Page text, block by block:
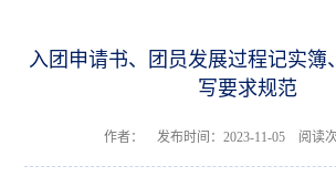
入团申请书、团员发展过程记实簿
写要求规范
作者： 发布时间：2023-11-05 阅读次